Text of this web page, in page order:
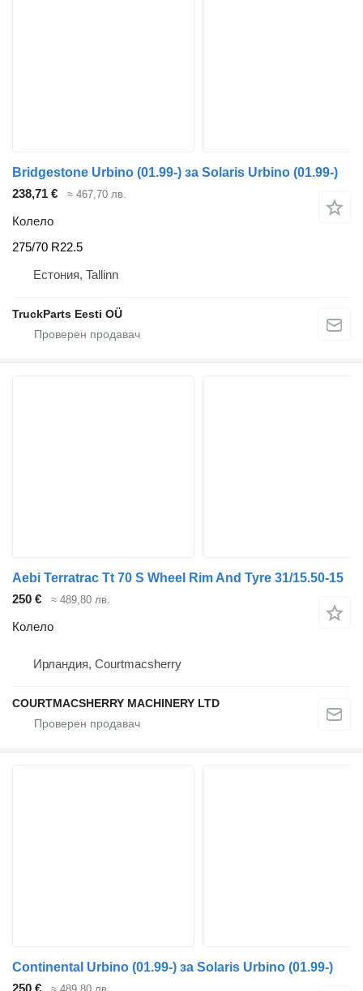
Bridgestone Urbino (01.99-) за Solaris Urbino (01.99-)
238,71 €
≈ 467,70 лв.
Колело
275/70 R22.5
Естония, Tallinn
TruckParts Eesti OÜ
Aebi Terratrac Tt 70 S Wheel Rim And Tyre 31/15.50-15
250 €
≈ 489,80 лв.
Колело
Ирландия, Courtmacsherry
COURTMACSHERRY MACHINERY LTD
Continental Urbino (01.99-) за Solaris Urbino (01.99-)
250 €